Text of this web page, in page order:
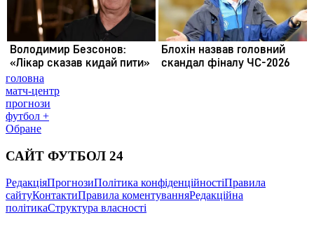
головна
матч-центр
прогнози
футбол +
Обране
САЙТ ФУТБОЛ 24
РедакціяПрогнозиПолітика конфіденційностіПравила
сайтуКонтактиПравила коментуванняРедакційна
політикаСтруктура власності